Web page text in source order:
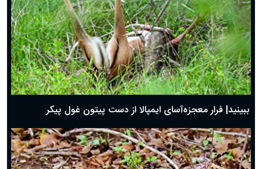
ببینید| فرار معجزه‌آسای ایمپالا از دست پیتون غول پیکر